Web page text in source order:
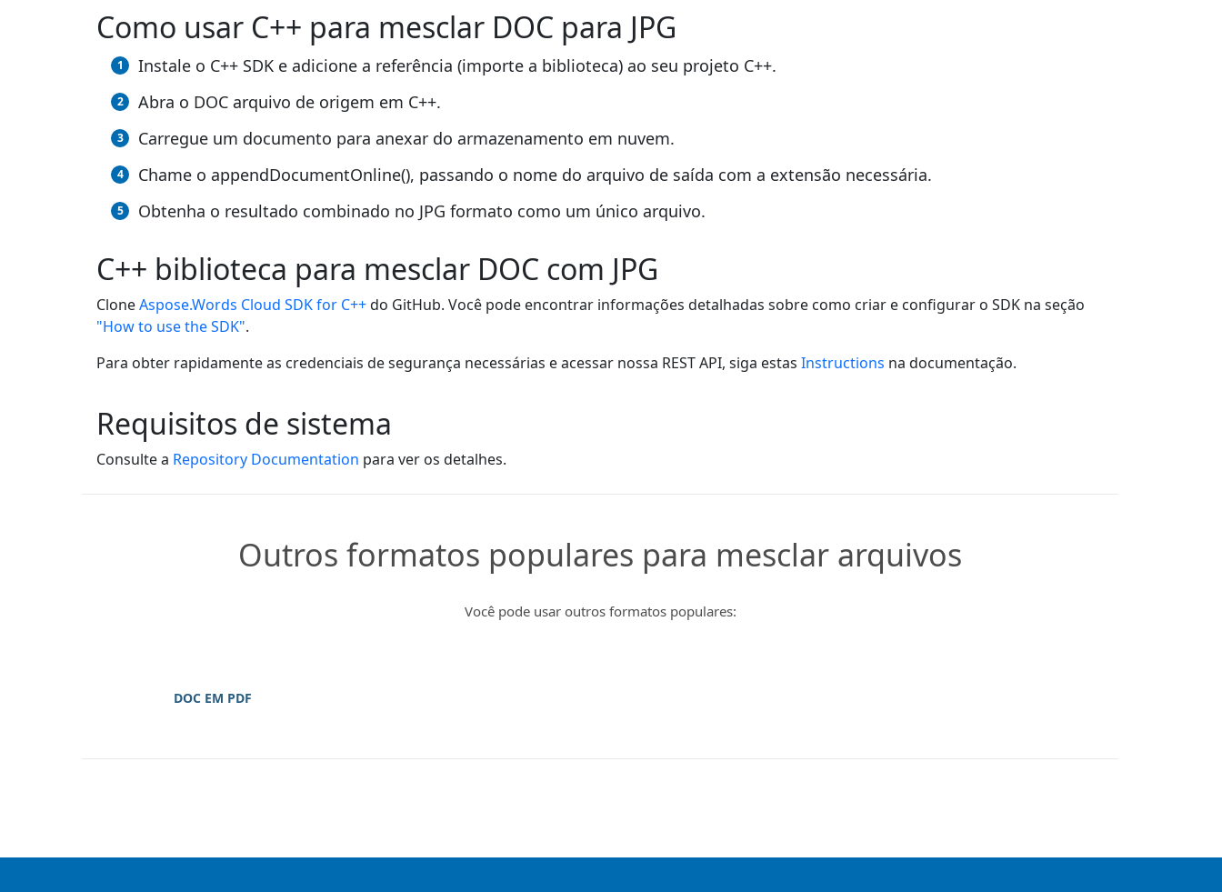
Como usar C++ para mesclar DOC para JPG
Instale o C++ SDK e adicione a referência (importe a biblioteca) ao seu projeto C++.
Abra o DOC arquivo de origem em C++.
Carregue um documento para anexar do armazenamento em nuvem.
Chame o appendDocumentOnline(), passando o nome do arquivo de saída com a extensão necessária.
Obtenha o resultado combinado no JPG formato como um único arquivo.
C++ biblioteca para mesclar DOC com JPG
CloneAspose.Words Cloud SDK for C++do GitHub. Você pode encontrar informações detalhadas sobre como criar e configurar o SDK na seção
"How to use the SDK".
Para obter rapidamente as credenciais de segurança necessárias e acessar nossa REST API, siga estas Instructions na documentação.
Requisitos de sistema
Consulte a Repository Documentation para ver os detalhes.
Outros formatos populares para mesclar arquivos
Você pode usar outros formatos populares:
DOC EM PDF